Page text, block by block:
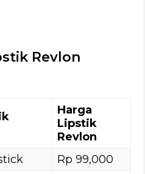
Revlon
Harga
Lipstik
Revlon
Rp 99,000